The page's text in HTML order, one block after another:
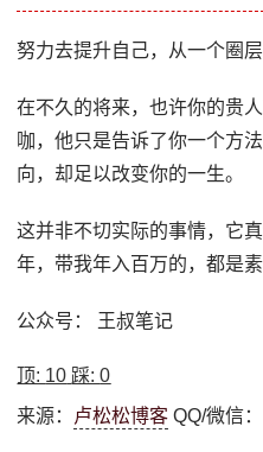
努力去提升自己，从一个圈
在不久的将来，也许你的贵
咖，他只是告诉了你一个方
向，却足以改变你的一生。
这并非不切实际的事情，它
年，带我年入百万的，都是
公众号： 王叔笔记
顶: 10 踩:0
来源： 卢松松博客 QQ/微信